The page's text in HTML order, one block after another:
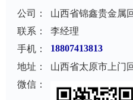
公司：
山西省锦鑫贵金属
联系：
李经理
手机：
18807413813
地址：
山西省太原市上门
微信：